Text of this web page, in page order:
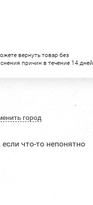
вернуть товар без
причин в течение 14 дней
город
что-то непонятно